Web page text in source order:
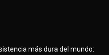
más dura del mundo: